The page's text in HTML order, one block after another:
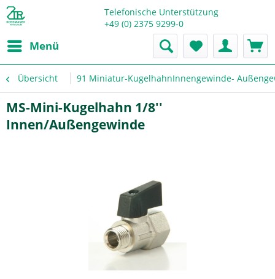
Telefonische Unterstützung
+49 (0) 2375 9299-0
Menü
Übersicht 91 Miniatur-KugelhahnInnengewinde-
MS-Mini-Kugelhahn 1/8''
Innen/Außengewinde